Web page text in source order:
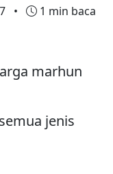
• 1 min baca
marhun
jenis